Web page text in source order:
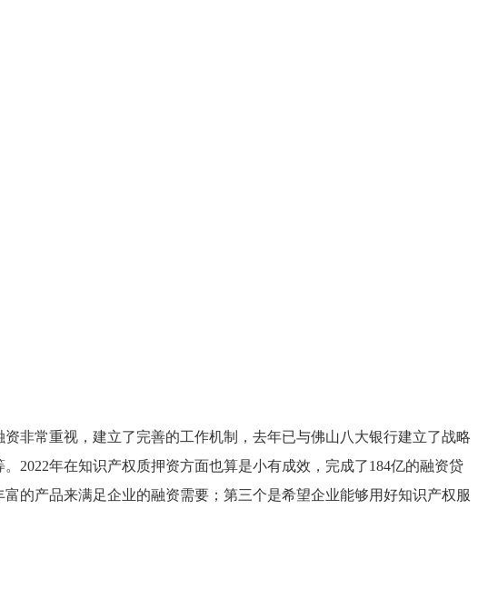
常重视，建立了完善的工作机制，去年已与佛山八大银行建立了战略
2022年在知识产权质押资方面也算是小有成效，完成了184亿的融资贷
的产品来满足企业的融资需要；第三个是希望企业能够用好知识产权服